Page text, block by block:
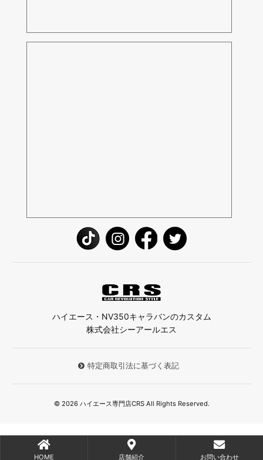
ハイエース・NV350キャラバンのカスタム
株式会社シーアールエス
特定商取引法に基づく表記
© 2026 ハイエース専門店CRS All Rights Reserved.
HOME 店舗紹介 お問い合わせ